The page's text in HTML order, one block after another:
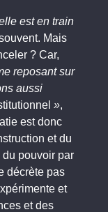
est en train
Mais
? Car,
reposant sur
aussi
»,
est donc
et du
du pouvoir par
décrète pas
et
et des